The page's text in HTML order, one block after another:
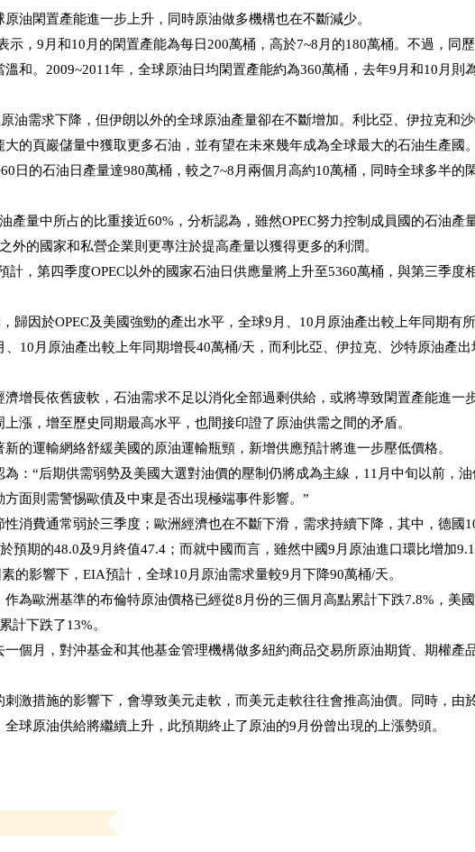
油閑置產能進一步上升，同時原油做多機構也在不斷減少。
示，9月和10月的閑置產能為每日200萬桶，高於7~8月的180萬桶。不過，同
和。2009~2011年，全球原油日均閑置產能約為360萬桶，去年9月和10月則
油需求下降，但伊朗以外的全球原油產量卻在不斷增加。利比亞、伊拉克和
的頁巖儲量中獲取更多石油，並有望在未來幾年成為全球最大的石油生產國。
日的石油日產量達980萬桶，較之7~8月兩個月高約10萬桶，同時全球多半的
產量中所占的比重接近60%，分析認為，雖然OPEC努力控制成員國的石油產
外的國家和私營企業則更專注於提高產量以獲得更多的利潤。
計，第四季度OPEC以外的國家石油日供應量將上升至5360萬桶，與第三季度
歸因於OPEC及美國強勁的產出水平，全球9月、10月原油產出較上年同期有
、10月原油產出較上年同期增長40萬桶/天，而利比亞、伊拉克、沙特原油產出
增長依舊疲軟，石油需求不足以消化全部過剩供給，或將導致閑置產能進一
漲，增至歷史同期最高水平，也間接印證了原油供需之間的矛盾。
的運輸網絡舒緩美國的原油運輸瓶頸，新增供應預計將進一步壓低價格。
：“后期供需弱勢及美國大選對油價的壓制仍將成為主線，11月中旬以前，
方面則需警惕歐債及中東是否出現極端事件影響。”
性消費通常弱於三季度；歐洲經濟也在不斷下滑，需求持續下降，其中，德國
預期的48.0及9月終值47.4；而就中國而言，雖然中國9月原油進口環比增加
的影響下，EIA預計，全球10月原油需求量較9月下降90萬桶/天。
為歐洲基準的布倫特原油價格已經從8月份的三個月高點累計下跌7.8%，美
計下跌了13%。
一個月，對沖基金和其他基金管理機構做多紐約商品交易所原油期貨、期權產
刺激措施的影響下，會導致美元走軟，而美元走軟往往會推高油價。同時，由
球原油供給將繼續上升，此預期終止了原油的9月份曾出現的上漲勢頭。